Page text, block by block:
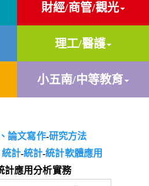
財經/商管/觀光
理工/醫護
小五南/中等教育
論文寫作-研究方法
計-統計-統計軟體應用
計應用分析實務